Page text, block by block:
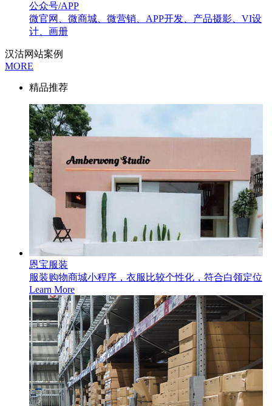
公众号/APP
微官网、微商城、微营销、APP开发、产品摄影、VI设
计、画册
汉沽网站案例
MORE
精品推荐
恩宝服装
服装购物商城小程序，衣服比较个性化，符合白领定位
Learn More